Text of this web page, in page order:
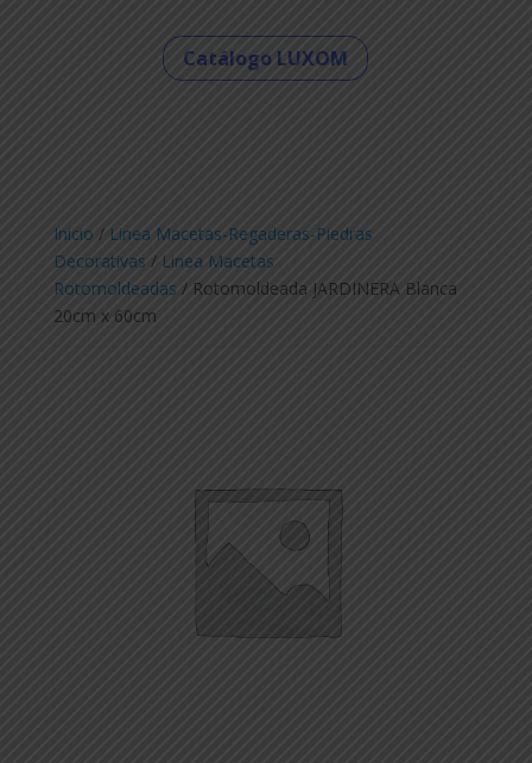
Catálogo LUXOM
Inicio / Linea Macetas-Regaderas-Piedras
Decorativas / Linea Macetas
Rotomoldeadas / Rotomoldeada JARDINERA Blanca
20cm x 60cm